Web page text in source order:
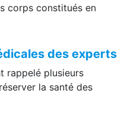
corps constitués en
des experts
rappelé plusieurs
la santé des